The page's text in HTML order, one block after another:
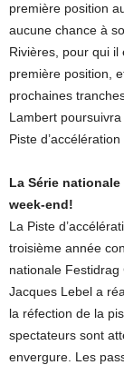
première position
aucune chance à
Rivières, pour qui
première position,
prochaines
Lambert
Piste
La Série
week-end!
La Piste
troisième année
nationale
Jacques Lebel a
la réfection de la
spectateurs sont
envergure. Les